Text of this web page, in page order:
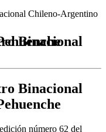
Chileno-Argentino
Paso Pehuenche
Binacional
número 62 del